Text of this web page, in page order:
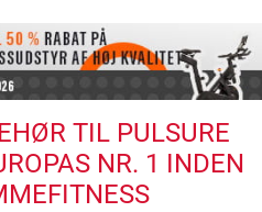
TIL PULSURE
NR. 1 INDEN